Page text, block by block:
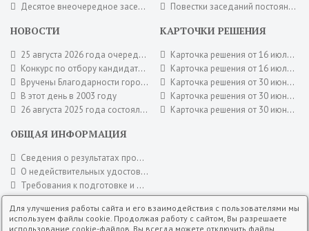
Для улучшения работы сайта и его взаимодействия с пользователями мы
используем файлы cookie. Продолжая работу с сайтом, Вы разрешаете
использование cookie-файлов. Вы всегда можете отключить файлы
Десятое внеочередное заседание городского Совета депутатов 17 апреля 2026 года.
Повестки заседаний постоянных комиссий городского Совета депутатов. Май 2026 года.
НОВОСТИ
25 августа 2026 года очередное заседание городского Совета депутатов
Конкурс по отбору кандидатур на должность главы муниципального образования город Новотроицк
Вручены Благодарности городского Совета депутатов
В этот день в 2003 году
26 августа 2025 года состоялось заключительное заседание городского Совета депутатов шестого созыва.
КАРТОЧКИ РЕШЕНИЯ
Карточка решения от 16 июля 2026 года № 95
Карточка решения от 16 июля 2026 года № 94
Карточка решения от 30 июня 2026 года № 92
Карточка решения от 30 июня 2026 года № 90
Карточка решения от 30 июня 2026 года № 88
ОБЩАЯ ИНФОРМАЦИЯ
Сведения о результатах проверок
О недействительных удостоверениях городского Совета депутатов
Требования к подготовке и оформлению документов городского Совета депутатов
Кадровое обеспечение
Порядок обжалования решений городского Совета депутатов